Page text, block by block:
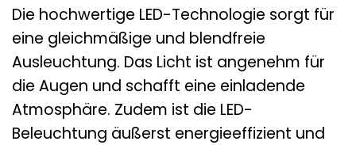
Die hochwertige LED-Technologie sorgt für
eine gleichmäßige und blendfreie
Ausleuchtung. Das Licht ist angenehm für
die Augen und schafft eine einladende
Atmosphäre. Zudem ist die LED-
Beleuchtung äußerst energieeffizient und